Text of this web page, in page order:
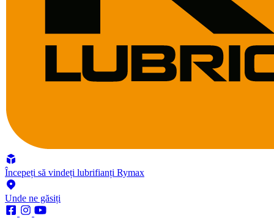
Începeți să vindeți lubrifianți Rymax
Unde ne găsiți